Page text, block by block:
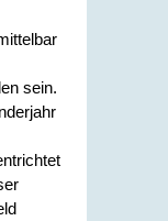
sein.